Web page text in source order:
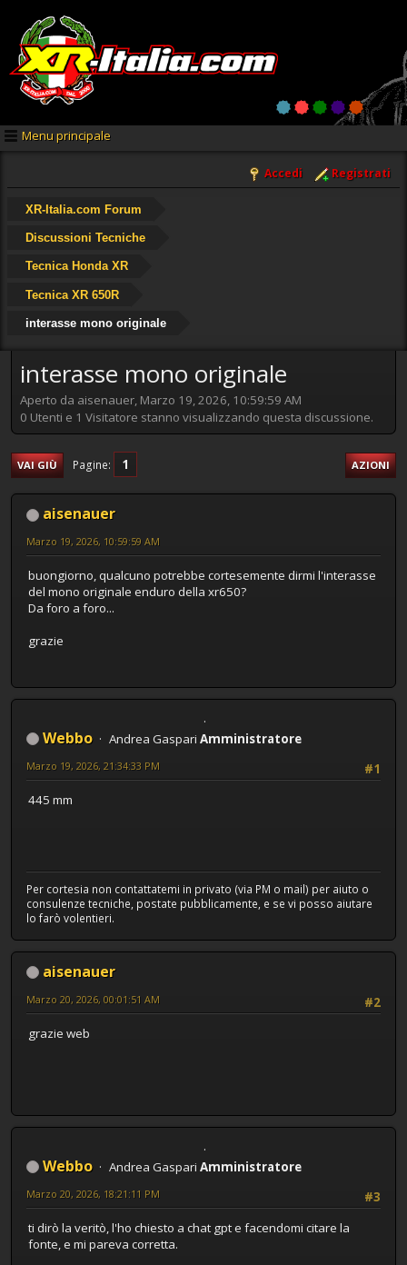
Menu principale
Accedi Registrati
XR-Italia.com Forum
Discussioni Tecniche
Tecnica Honda XR
Tecnica XR 650R
interasse mono originale
interasse mono originale
Aperto da aisenauer, Marzo 19, 2026, 10:59:59 AM
0 Utenti e 1 Visitatore stanno visualizzando questa discussione.
VAI GIÙ Pagine 1 AZIONI
aisenauer
Marzo 19, 2026, 10:59:59 AM
buongiorno, qualcuno potrebbe cortesemente dirmi l'interasse
del mono originale enduro della xr650?
Da foro a foro...
grazie
Webbo Andrea Gaspari Amministratore
#1
Marzo 19, 2026, 21:34:33 PM
445 mm
Per cortesia non contattatemi in privato (via PM o mail) per aiuto o
consulenze tecniche, postate pubblicamente, e se vi posso aiutare
lo farò volentieri.
aisenauer
#2
Marzo 20, 2026, 00:01:51 AM
grazie web
Webbo Andrea Gaspari Amministratore
#3
Marzo 20, 2026, 18:21:11 PM
ti dirò la veritò, l'ho chiesto a chat gpt e facendomi citare la
fonte, e mi pareva corretta.